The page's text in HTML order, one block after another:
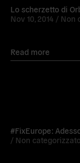
Lo scherzetto di
Nov 10, 2014 / Non
Read more
#FixEurope:
/ Non categorizzato